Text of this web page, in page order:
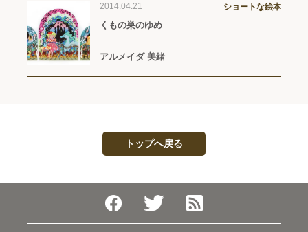
2014.04.21 ショートな絵本
くもの巣のゆめ
アルメイダ 美緒
トップへ戻る